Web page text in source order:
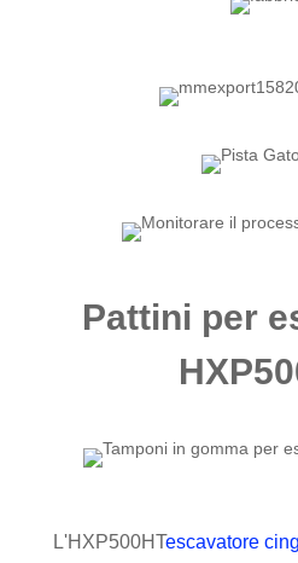
Pattini per
L'HXP500HTescavatore